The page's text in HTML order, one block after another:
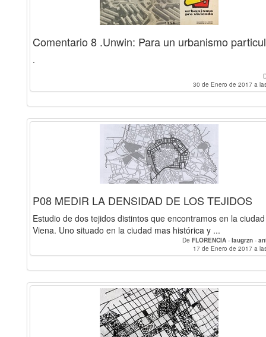
Comentario 8 .Unwin: Para un urbanismo
.
30 de Enero de 2017 a
P08 MEDIR LA DENSIDAD DE LOS TEJIDOS
Estudio de dos tejidos distintos que encontramos en la
Viena. Uno situado en la ciudad mas histórica y ...
De FLORENCIA - laugrzn -
17 de Enero de 2017 a